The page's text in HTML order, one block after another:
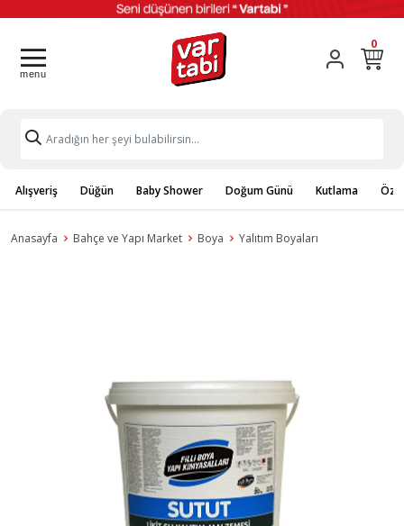
0
Alışveriş Düğün Baby Shower Doğum Günü Kutlama
Anasayfa Bahçe ve Yapı Market Boya Yalıtım Boyaları